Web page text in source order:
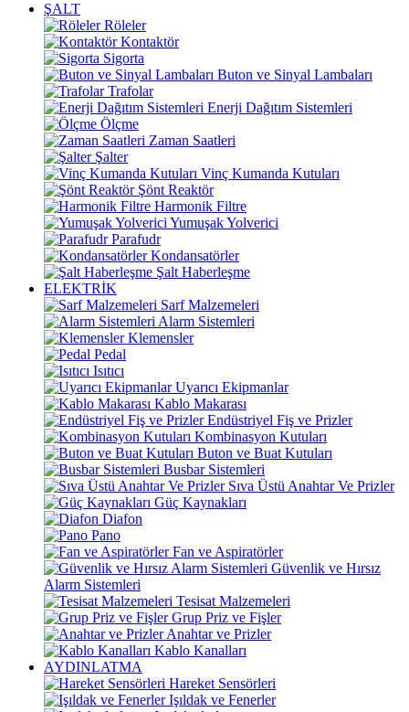
ŞALT
Röleler
Kontaktör
Sigorta
Buton ve Sinyal Lambaları
Trafolar
Enerji Dağıtım Sistemleri
Ölçme
Zaman Saatleri
Şalter
Vinç Kumanda Kutuları
Şönt Reaktör
Harmonik Filtre
Yumuşak Yolverici
Parafudr
Kondansatörler
Şalt Haberleşme
ELEKTRİK
Sarf Malzemeleri
Alarm Sistemleri
Klemensler
Pedal
Isıtıcı
Uyarıcı Ekipmanlar
Kablo Makarası
Endüstriyel Fiş ve Prizler
Kombinasyon Kutuları
Buton ve Buat Kutuları
Busbar Sistemleri
Sıva Üstü Anahtar Ve Prizler
Güç Kaynakları
Diafon
Pano
Fan ve Aspiratörler
Güvenlik ve Hırsız
Alarm Sistemleri
Tesisat Malzemeleri
Grup Priz ve Fişler
Anahtar ve Prizler
Kablo Kanalları
AYDINLATMA
Hareket Sensörleri
Işıldak ve Fenerler